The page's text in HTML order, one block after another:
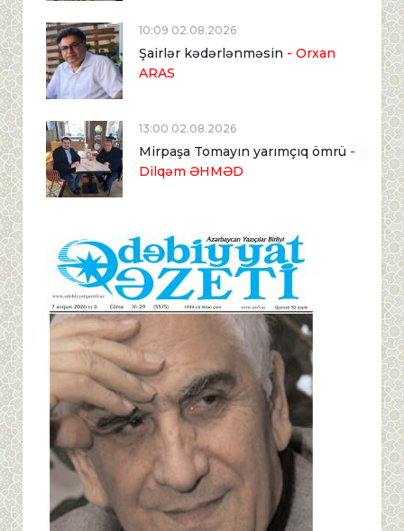
10:09 02.08.2026
Şairlər kədərlənməsin - Orxan
ARAS
13:00 02.08.2026
Mirpaşa Tomayın yarımçıq ömrü -
Dilqəm ƏHMƏD